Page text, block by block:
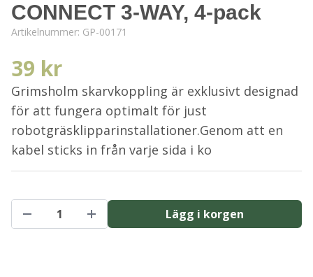
CONNECT 3-WAY, 4-pack
Artikelnummer: GP-00171
39 kr
Grimsholm skarvkoppling är exklusivt designad
för att fungera optimalt för just
robotgräsklipparinstallationer.Genom att en
kabel sticks in från varje sida i ko
Lägg i korgen